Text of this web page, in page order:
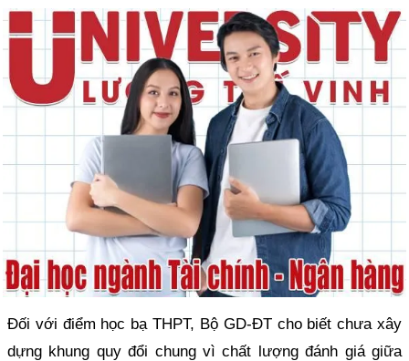
Đối với điểm học bạ THPT, Bộ GD-ĐT cho biết chưa xây
dựng khung quy đổi chung vì chất lượng đánh giá giữa